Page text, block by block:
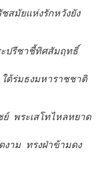
สมัยแห่งรักหวังยัง
ปรีชาชี้ทิศสัมฤทธิ์
ต้ร่มธงมหาราชชาติ
ย์ พระเสโทไหลหยาด
งาม ทรงฝ่าข้ามดง